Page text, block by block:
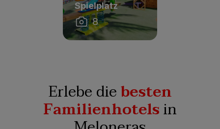
Spielplatz
8
Erlebe diebesten
Familienhotelsin